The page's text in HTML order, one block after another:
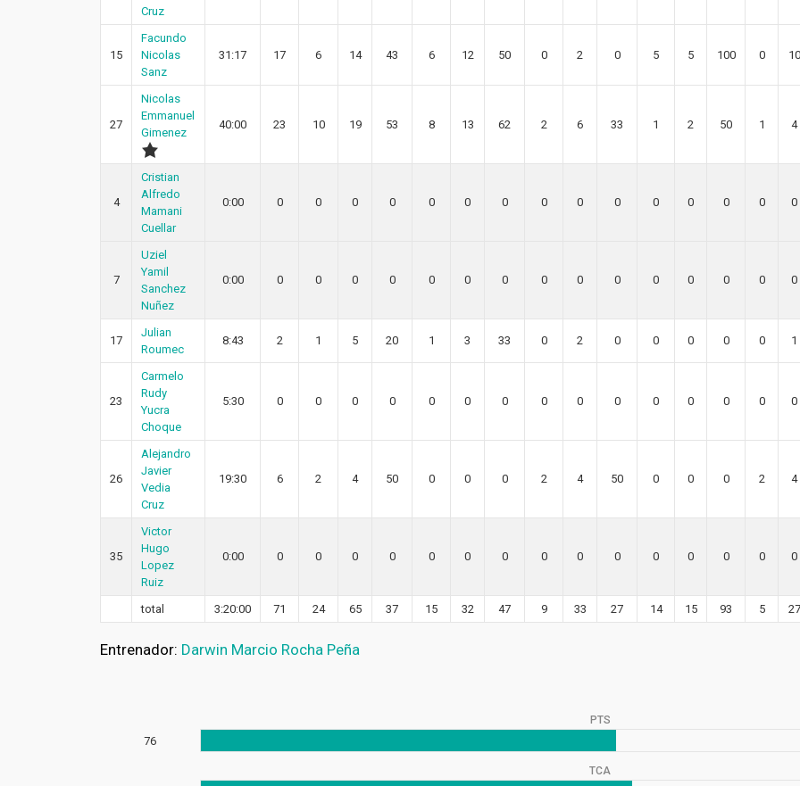
Cruz
15
Facundo
Nicolas
Sanz
31:17 17 6 14 43 6 12 50 0 2 0 5 5 100 0 10
27
Nicolas
Emmanuel
Gimenez
40:00 23 10 19 53 8 13 62 2 6 33 1 2 50 1 4
4
Cristian
Alfredo
Mamani
Cuellar
0:00 0 0 0 0 0 0 0 0 0 0 0 0 0 0 0
7
Uziel
Yamil
Sanchez
Nuñez
0:00 0 0 0 0 0 0 0 0 0 0 0 0 0 0 0
17
Julian
Roumec
8:43 2 1 5 20 1 3 33 0 2 0 0 0 0 0 1
23
Carmelo
Rudy
Yucra
Choque
5:30 0 0 0 0 0 0 0 0 0 0 0 0 0 0 0
26
Alejandro
Javier
Vedia
Cruz
19:30 6 2 4 50 0 0 0 2 4 50 0 0 0 2 4
35
Victor
Hugo
Lopez
Ruiz
0:00 0 0 0 0 0 0 0 0 0 0 0 0 0 0 0
total 3:20:00 71 24 65 37 15 32 47 9 33 27 14 15 93 5 27
Entrenador: Darwin Marcio Rocha Peña
PTS
76
TCA